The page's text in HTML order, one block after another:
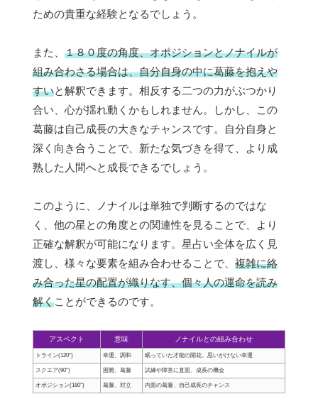
ための貴重な経験となるでしょう。
また、 １８０度の角度、オポジションとノナイルが
組み合わさる場合は、自分自身の中に葛藤を抱えや
すいと解釈できます。相反する二つの力がぶつかり
合い、心が揺れ動くかもしれません。しかし、この
葛藤は自己成長の大きなチャンスです。自分自身と
深く向き合うことで、新たな気づきを得て、より成
熟した人間へと成長できるでしょう。
このように、ノナイルは単独で判断するのではな
く、他の星との角度との関連性を見ることで、より
正確な解釈が可能になります。星占い全体を広く見
渡し、様々な要素を組み合わせることで、 複雑に絡
み合った星の配置が織りなす、個々人の運命を読み
解くことができるのです。
アスペクト 意味 ノナイルとの組み合わせ
トライン(120°) 幸運、調和 眠っていた才能の開花、思いがけない幸運
スクエア(90°) 困難、葛藤 試練や障害に直面、成長の機会
オポジション(180°) 葛藤、対立 内面の葛藤、自己成長のチャンス